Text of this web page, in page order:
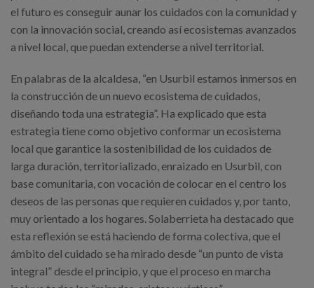
el futuro es conseguir aunar los cuidados con la comunidad y
con la innovación social, creando así ecosistemas avanzados
a nivel local, que puedan extenderse a nivel territorial.
En palabras de la alcaldesa, “en Usurbil estamos inmersos en
la construcción de un nuevo ecosistema de cuidados,
diseñando toda una estrategia”. Ha explicado que esta
estrategia tiene como objetivo conformar un ecosistema
local que garantice la sostenibilidad de los cuidados de
larga duración, territorializado, enraizado en Usurbil, con
base comunitaria, con vocación de colocar en el centro los
deseos de las personas que requieren cuidados y, por tanto,
muy orientado a los hogares. Solaberrieta ha destacado que
esta reflexión se está haciendo de forma colectiva, que el
ámbito del cuidado se ha mirado desde “un punto de vista
integral” desde el principio, y que el proceso en marcha